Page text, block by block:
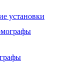
установки